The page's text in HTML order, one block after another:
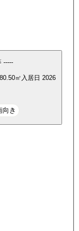
-----
80.50㎡ 入居日 2026
向き